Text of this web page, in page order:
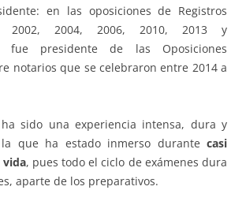
en las oposiciones de Registros
2002, 2004, 2006, 2010, 2013 y
fue presidente de las Oposiciones
notarios que se celebraron entre 2014 a
sido una experiencia intensa, dura y
que ha estado inmerso durante casi
vida, pues todo el ciclo de exámenes dura
aparte de los preparativos.